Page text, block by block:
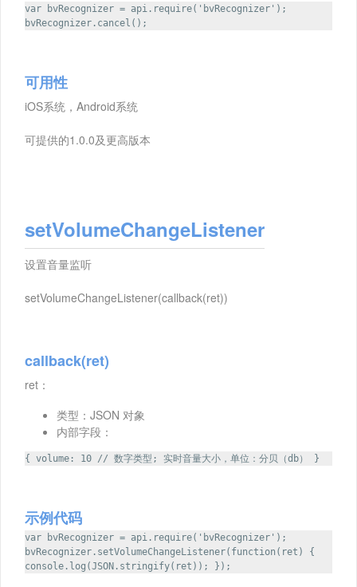
var bvRecognizer = api.require('bvRecognizer');
bvRecognizer.cancel();
可用性
iOS系统，Android系统
可提供的1.0.0及更高版本
setVolumeChangeListener
设置音量监听
setVolumeChangeListener(callback(ret))
callback(ret)
ret：
类型：JSON 对象
内部字段：
{ volume: 10 // 数字类型; 实时音量大小，单位：分贝（db） }
示例代码
var bvRecognizer = api.require('bvRecognizer');
bvRecognizer.setVolumeChangeListener(function(ret) {
console.log(JSON.stringify(ret)); });